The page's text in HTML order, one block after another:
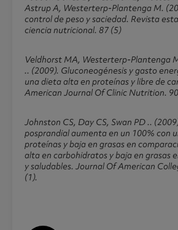
Astrup A, Westerterp-Plantenga M.
control de peso y saciedad. Revista
ciencia nutricional. 87 (5)
Veldhorst MA, Westerterp-Plantenga
.. (2009). Gluconeogénesis y gasto
una dieta alta en proteínas y libre de
American Journal Of Clinic Nutrition.
Johnston CS, Day CS, Swan PD ..
posprandial aumenta en un 100% con
proteínas y baja en grasas en
alta en carbohidratos y baja en grasas
y saludables. Journal Of American
(1).